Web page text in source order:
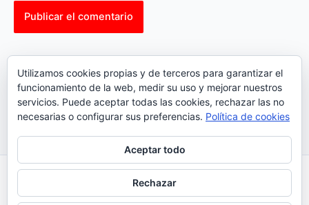
comment data is processed.
Política Cookies| Política Privacidad
© 2023 |ComoTocarViolin.Com
Utilizamos cookies propias y de terceros para garantizar el
funcionamiento de la web, medir su uso y mejorar nuestros
servicios. Puede aceptar todas las cookies, rechazar las no
necesarias o configurar sus preferencias. Política de cookies
Aceptar todo
Rechazar